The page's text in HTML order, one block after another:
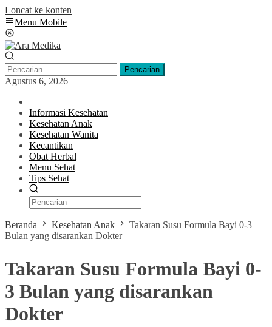
Loncat ke konten
Menu Mobile
Pencarian
Agustus 6, 2026
Informasi Kesehatan
Kesehatan Anak
Kesehatan Wanita
Kecantikan
Obat Herbal
Menu Sehat
Tips Sehat
Beranda Kesehatan Anak
Takaran Susu Formula Bayi 0-3
Bulan yang disarankan Dokter
Takaran Susu Formula Bayi 0-
3 Bulan yang disarankan
Dokter